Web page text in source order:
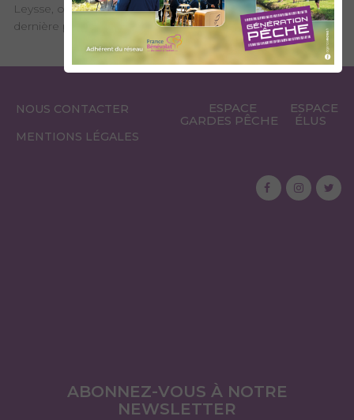
Leysse, on touvera surtout de la fario sauvage : cette
dernière pourra se pêcher au toc en début de saison.
NOUS CONTACTER
MENTIONS LÉGALES
ESPACE
GARDES PÊCHE
ESPACE
ÉLUS
ABONNEZ-VOUS À NOTRE
NEWSLETTER